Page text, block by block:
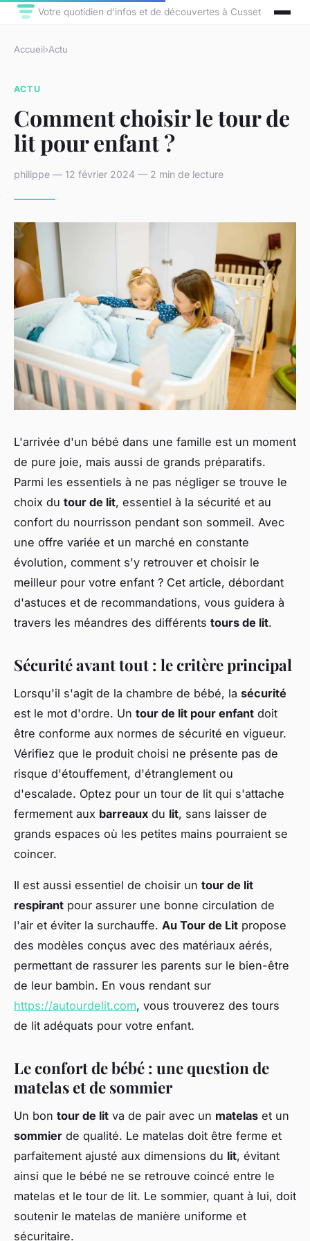
Votre quotidien d'infos et de découvertes à Cusset
Accueil›Actu
ACTU
Comment choisir le tour de
lit pour enfant ?
philippe — 12 février 2024 — 2 min de lecture
L'arrivée d'un bébé dans une famille est un moment
de pure joie, mais aussi de grands préparatifs.
Parmi les essentiels à ne pas négliger se trouve le
choix du tour de lit, essentiel à la sécurité et au
confort du nourrisson pendant son sommeil. Avec
une offre variée et un marché en constante
évolution, comment s'y retrouver et choisir le
meilleur pour votre enfant ? Cet article, débordant
d'astuces et de recommandations, vous guidera à
travers les méandres des différents tours de lit.
Sécurité avant tout : le critère principal
Lorsqu'il s'agit de la chambre de bébé, la sécurité
est le mot d'ordre. Un tour de lit pour enfant doit
être conforme aux normes de sécurité en vigueur.
Vérifiez que le produit choisi ne présente pas de
risque d'étouffement, d'étranglement ou
d'escalade. Optez pour un tour de lit qui s'attache
fermement aux barreaux du lit, sans laisser de
grands espaces où les petites mains pourraient se
coincer.
Il est aussi essentiel de choisir un tour de lit
respirant pour assurer une bonne circulation de
l'air et éviter la surchauffe. Au Tour de Lit propose
des modèles conçus avec des matériaux aérés,
permettant de rassurer les parents sur le bien-être
de leur bambin. En vous rendant sur
https://autourdelit.com, vous trouverez des tours
de lit adéquats pour votre enfant.
Le confort de bébé : une question de
matelas et de sommier
Un bon tour de lit va de pair avec un matelas et un
sommier de qualité. Le matelas doit être ferme et
parfaitement ajusté aux dimensions du lit, évitant
ainsi que le bébé ne se retrouve coincé entre le
matelas et le tour de lit. Le sommier, quant à lui, doit
soutenir le matelas de manière uniforme et
sécuritaire.